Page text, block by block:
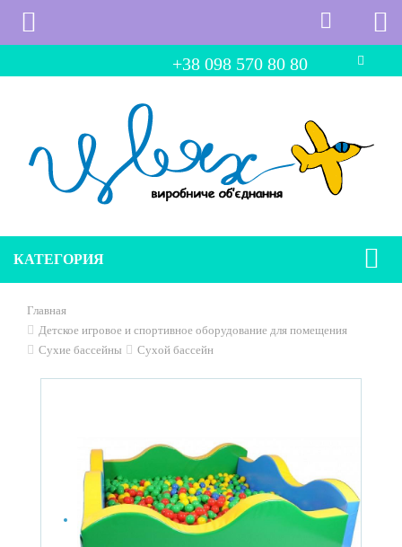
+38 098 570 80 80
КАТЕГОРИЯ
Главная
Детское игровое и спортивное оборудование для помещения
Сухие бассейны
Сухой бассейн